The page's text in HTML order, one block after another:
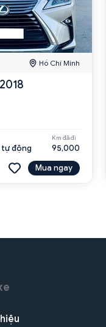
Hồ Chí Minh
tự động
Km đã đi
95,000
Mua ngay